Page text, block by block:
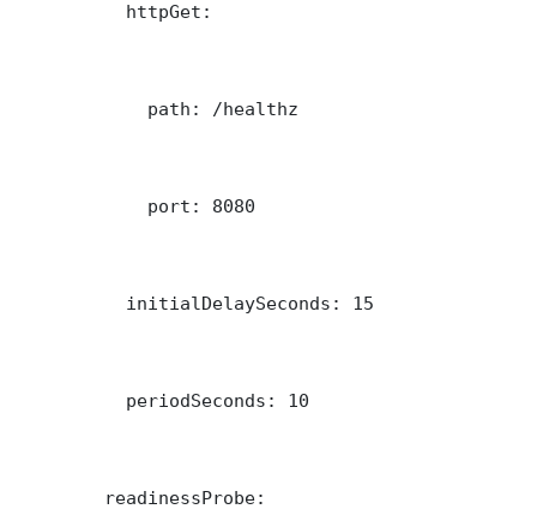
          httpGet:
            path: /healthz
            port: 8080
          initialDelaySeconds: 15
          periodSeconds: 10
        readinessProbe: